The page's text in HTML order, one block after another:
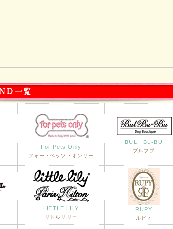
For Pets Only
フォー・ペッツ・オンリー
BUL BU-BU
ブルブブ
LITTLE LILY
リトルリリー
RUPY
ルピィ